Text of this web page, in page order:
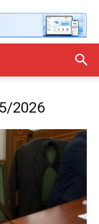
2026